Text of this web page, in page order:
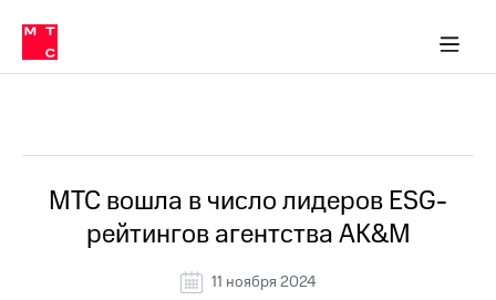
Медиа-центр
и акционерам
Устойчивое развитие
Комплаенс и деловая этика
компании
Карьера
История
компании
Руководство
в МТС
Пресс-
релизы
о технологиях
МТС вошла в число лидеров ESG-
рейтингов агентства AK&M
11 ноября 2024